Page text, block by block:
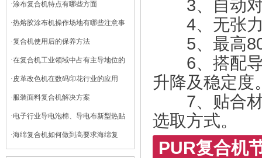
·涂布复合机特点有哪些方面
·热熔胶涂布机操作场地有哪些注意事
项
·复合机使用后的保养方法
·在复合机工业领域中占有主导地位的
干式复合机
·皮革改色机在数码印花行业的应用
·服装面料复合机解决方案
·电子行业导电泡棉、导电布新型热贴
复合
·海绵复合机如何做到高要求海绵复
3、自动对
4、无张力
5、最高80
6、搭配导
升降及稳定度
7、贴合材
选取方式。
PUR复合机